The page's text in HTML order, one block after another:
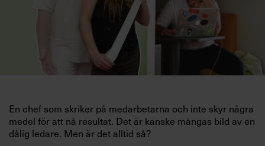
Logga in
Prenumerera
En chef som skriker på medarbetarna och inte skyr några
medel för att nå resultat. Det är kanske mångas bild av en
dålig ledare. Men är det alltid så?